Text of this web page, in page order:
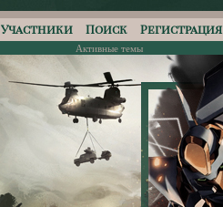
Участники Поиск Регистрация
Активные темы